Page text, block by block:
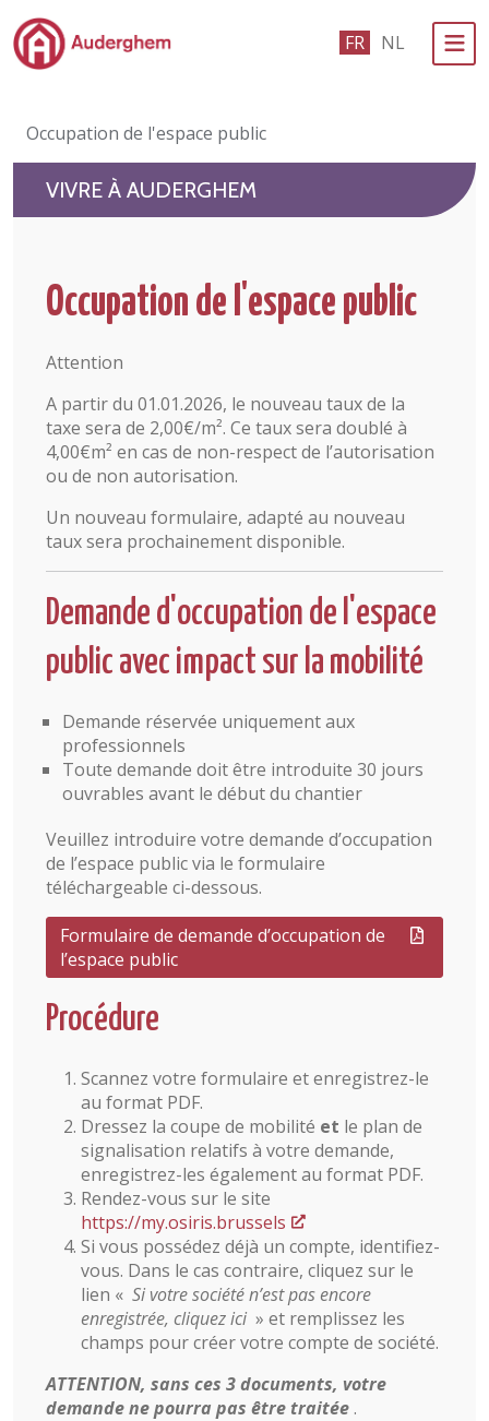
Passer au contenu principal FR NL
Événements et vie associative
eGuichet
En 1 clic
Occupation de l'espace public
VIVRE À AUDERGHEM
Occupation de l'espace public
Attention
A partir du 01.01.2026, le nouveau taux de la
taxe sera de 2,00€/m². Ce taux sera doublé à
4,00€m² en cas de non-respect de l’autorisation
ou de non autorisation.
Un nouveau formulaire, adapté au nouveau
taux sera prochainement disponible.
Demande d'occupation de l'espace
public avec impact sur la mobilité
Demande réservée uniquement aux
professionnels
Toute demande doit être introduite 30 jours
ouvrables avant le début du chantier
Veuillez introduire votre demande d’occupation
de l’espace public via le formulaire
téléchargeable ci-dessous.
Formulaire de demande d’occupation de
l’espace public
Procédure
Scannez votre formulaire et enregistrez-le
au format PDF.
Dressez la coupe de mobilité et le plan de
signalisation relatifs à votre demande,
enregistrez-les également au format PDF.
Rendez-vous sur le site
https://my.osiris.brussels
Si vous possédez déjà un compte, identifiez-
vous. Dans le cas contraire, cliquez sur le
lien « Si votre société n’est pas encore
enregistrée, cliquez ici » et remplissez les
champs pour créer votre compte de société.
ATTENTION, sans ces 3 documents, votre
demande ne pourra pas être traitée.